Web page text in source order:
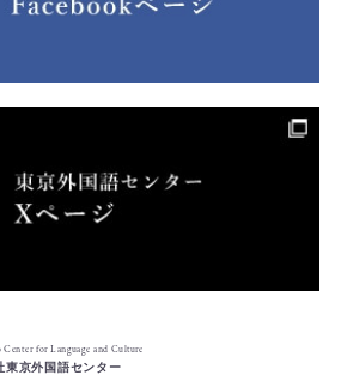
for Language and Culture
東京外国語センター